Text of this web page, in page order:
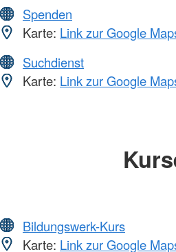
Spenden
Karte: Link zur Google
Suchdienst
Karte: Link zur Google
Bildungswerk-Kurs
Karte: Link zur Google